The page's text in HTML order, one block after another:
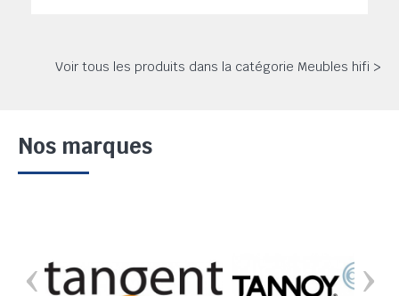
Voir tous les produits dans la catégorie Meubles hifi >
Nos marques